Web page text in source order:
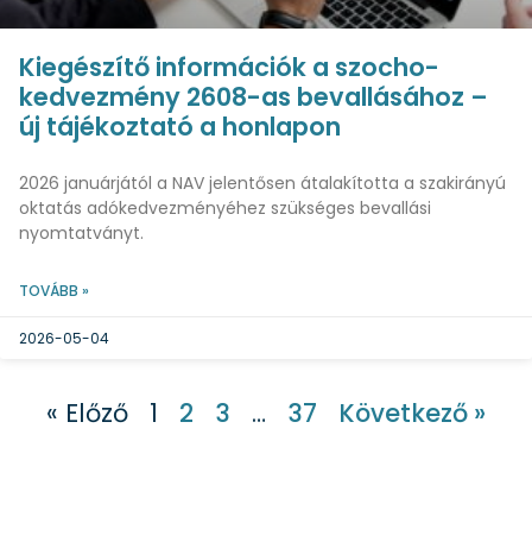
Kiegészítő információk a szocho-
kedvezmény 2608-as bevallásához –
új tájékoztató a honlapon
2026 januárjától a NAV jelentősen átalakította a szakirányú
oktatás adókedvezményéhez szükséges bevallási
nyomtatványt.
TOVÁBB »
2026-05-04
« Előző 1 2 3 … 37 Következő »